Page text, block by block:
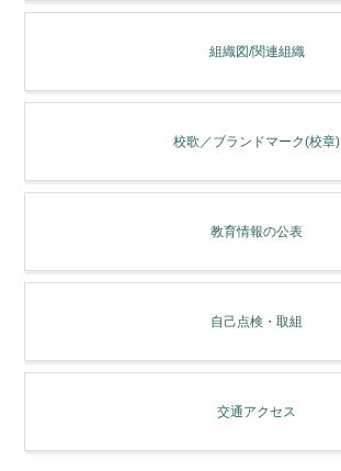
組織図/関連組織
校歌／ブランドマーク(校章)
教育情報の公表
自己点検・取組
交通アクセス